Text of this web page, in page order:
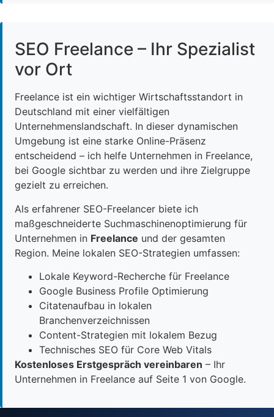
SEO Freelance – Ihr Spezialist
vor Ort
Freelance ist ein wichtiger Wirtschaftsstandort in
Deutschland mit einer vielfältigen
Unternehmenslandschaft. In dieser dynamischen
Umgebung ist eine starke Online-Präsenz
entscheidend – ich helfe Unternehmen in Freelance,
bei Google sichtbar zu werden und ihre Zielgruppe
gezielt zu erreichen.
Als erfahrener SEO-Freelancer biete ich
maßgeschneiderte Suchmaschinenoptimierung für
Unternehmen in Freelance und der gesamten
Region. Meine lokalen SEO-Strategien umfassen:
Lokale Keyword-Recherche für Freelance
Google Business Profile Optimierung
Citatenaufbau in lokalen
Branchenverzeichnissen
Content-Strategien mit lokalem Bezug
Technisches SEO für Core Web Vitals
Kostenloses Erstgespräch vereinbaren – Ihr
Unternehmen in Freelance auf Seite 1 von Google.